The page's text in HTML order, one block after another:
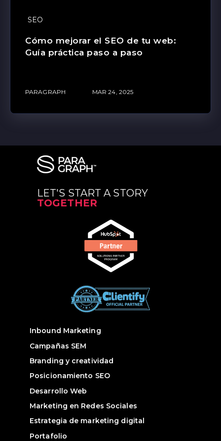
SEO
Cómo mejorar el SEO de tu web:
Guía práctica paso a paso
PARAGRAPH MAR 24, 2025
LET'S START A STORY
TOGETHER
Inbound Marketing
Campañas SEM
Branding y creatividad
Posicionamiento SEO
Desarrollo Web
Marketing en Redes Sociales
Estrategia de marketing digital
Portafolio